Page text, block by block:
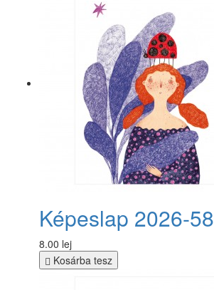
Képeslap 2026-58
8.00 lej
Kosárba tesz